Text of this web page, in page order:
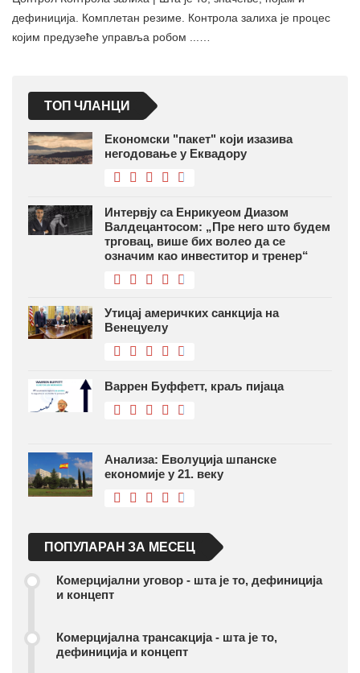
дефиниција. Комплетан резиме. Контрола залиха је процес
којим предузеће управља робом ...…
ТОП ЧЛАНЦИ
Економски "пакет" који изазива
негодовање у Еквадору
Интервју са Енрикуеом Диазом
Валдецантосом: „Пре него што будем
трговац, више бих волео да се
означим као инвеститор и тренер“
Утицај америчких санкција на
Венецуелу
Варрен Буффетт, краљ пијаца
Анализа: Еволуција шпанске
економије у 21. веку
ПОПУЛАРАН ЗА МЕСЕЦ
Комерцијални уговор - шта је то, дефиниција
и концепт
Комерцијална трансакција - шта је то,
дефиниција и концепт